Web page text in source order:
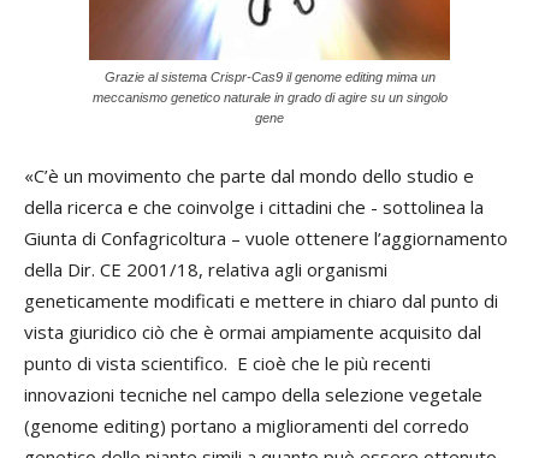
Grazie al sistema Crispr-Cas9 il genome editing mima un
meccanismo genetico naturale in grado di agire su un singolo
gene
«C’è un movimento che parte dal mondo dello studio e
della ricerca e che coinvolge i cittadini che - sottolinea la
Giunta di Confagricoltura – vuole ottenere l’aggiornamento
della Dir. CE 2001/18, relativa agli organismi
geneticamente modificati e mettere in chiaro dal punto di
vista giuridico ciò che è ormai ampiamente acquisito dal
punto di vista scientifico. E cioè che le più recenti
innovazioni tecniche nel campo della selezione vegetale
(genome editing) portano a miglioramenti del corredo